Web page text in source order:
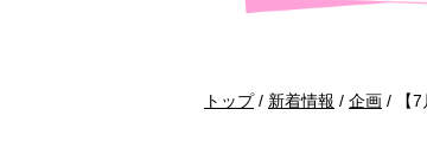
現
トップ/ 新着情報 / 企画 / 【